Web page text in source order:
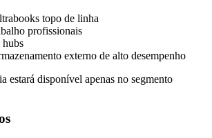
topo de linha
profissionais
hubs
externo de alto desempenho
estará disponível apenas no segmento